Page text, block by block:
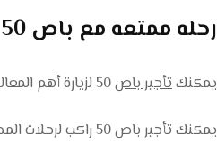
رحله ممتعه مع باص 50 راكب للايجار اليومي 01102106655
يمكنكتأجير باص
يمكنك تأجير باص 50 راكب لرحلات المصايف والمشاتي كذلك للذهاب إلى رحلات الصيد.